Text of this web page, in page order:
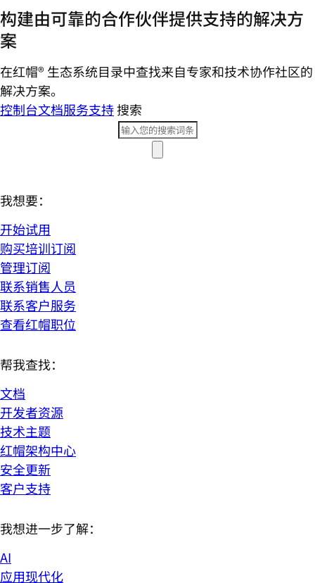
构建由可靠的合作伙伴提供支持的解决方
案
在红帽® 生态系统目录中查找来自专家和技术协作社区的
解决方案。
控制台文档服务支持搜索
我想要：
开始试用
购买培训订阅
管理订阅
联系销售人员
联系客户服务
查看红帽职位
帮我查找：
文档
开发者资源
技术主题
红帽架构中心
安全更新
客户支持
我想进一步了解：
AI
应用现代化